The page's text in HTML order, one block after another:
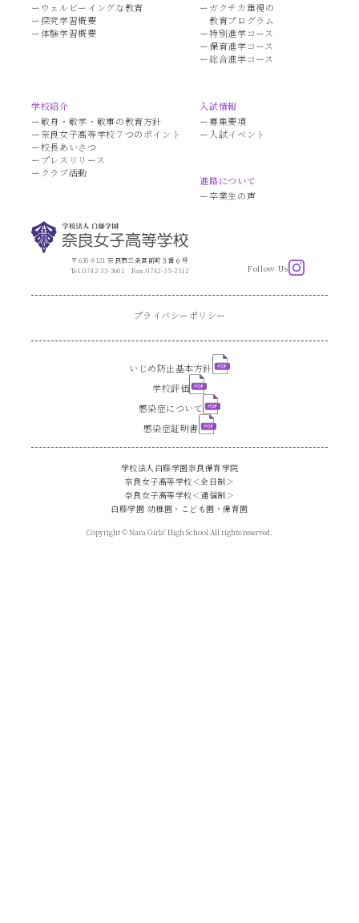
〒630-8121 奈良市三条宮前町３番６号
Tel.0742-33-3601 Fax.0742-35-2312 Follow Us
ウェルビーイングな教育
探究学習概要
体験学習概要
ガクチカ重視の
教育プログラム
特別進学コース
保育進学コース
総合進学コース
学校紹介
敬身・敬学・敬事の教育方針
奈良女子高等学校７つのポイント
校長あいさつ
プレスリリース
クラブ活動
入試情報
募集要項
入試イベント
進路について
卒業生の声
プライバシーポリシー
いじめ防止基本方針
学校評価
感染症について
感染症証明書
学校法人白藤学園奈良保育学院
奈良女子高等学校＜全日制＞
奈良女子高等学校＜通信制＞
白藤学園 幼稚園・こども園・保育園
Copyright © Nara Girls' High School All rights reserved.